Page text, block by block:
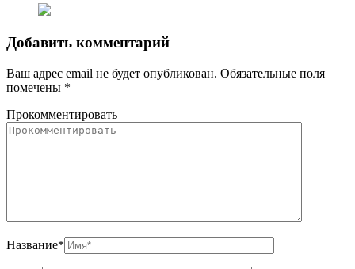
Добавить комментарий
Ваш адрес email не будет опубликован. Обязательные поля
помечены *
Прокомментировать
Название*